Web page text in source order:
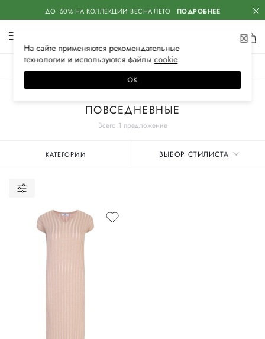
ДО -50% НА КОЛЛЕКЦИИ ВЕСНА-ЛЕТО ПОДРОБНЕЕ
Всего 1 предложение
ПОВСЕДНЕВНЫЕ
КАТЕГОРИИ ВЫБОР СТИЛИСТА
На сайте применяются рекомендательные
технологии и используются файлысооkiе
ОК